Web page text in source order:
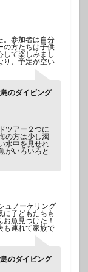
。参加者は自分
の方たちは子供
して楽しみまし
り、予定が空い
のダイビング
ツアー２つに
の方は少し濁
水中を見せれ
がいろいろと
ュノーケリング
に子どもたちも
魚見つけた！
も連れて家族で
のダイビング